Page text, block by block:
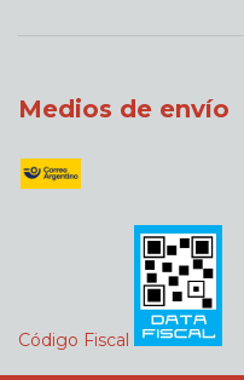
Medios de envío
Código Fiscal